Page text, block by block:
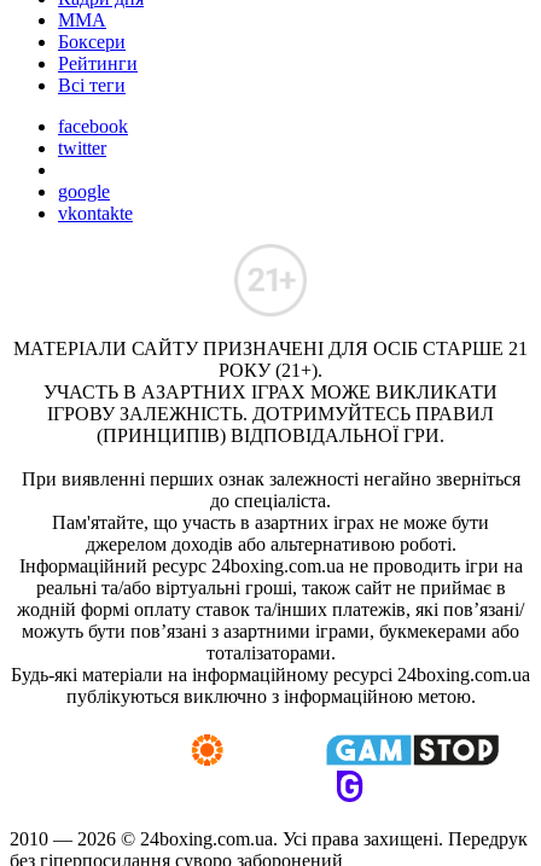
ММА
Боксери
Рейтинги
Всі теги
facebook
twitter
google
vkontakte
МАТЕРІАЛИ САЙТУ ПРИЗНАЧЕНІ ДЛЯ ОСІБ СТАРШЕ 21
РОКУ (21+).
УЧАСТЬ В АЗАРТНИХ ІГРАХ МОЖЕ ВИКЛИКАТИ
ІГРОВУ ЗАЛЕЖНІСТЬ. ДОТРИМУЙТЕСЬ ПРАВИЛ
(ПРИНЦИПІВ) ВІДПОВІДАЛЬНОЇ ГРИ.
При виявленні перших ознак залежності негайно зверніться
до спеціаліста.
Пам'ятайте, що участь в азартних іграх не може бути
джерелом доходів або альтернативою роботі.
Інформаційний ресурс 24boxing.com.ua не проводить ігри на
реальні та/або віртуальні гроші, також сайт не приймає в
жодній формі оплату ставок та/інших платежів, які пов’язані/
можуть бути пов’язані з азартними іграми, букмекерами або
тоталізаторами.
Будь-які матеріали на інформаційному ресурсі 24boxing.com.ua
публікуються виключно з інформаційною метою.
2010 — 2026 © 24boxing.com.ua. Усi права захищенi. Передрук
без гіперпосилання суворо заборонений